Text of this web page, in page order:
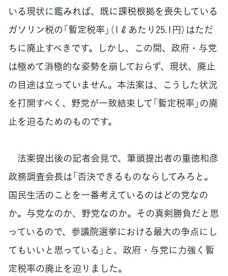
いる現状に鑑みれば、既に課税根拠を喪失している
ガソリン税の「暫定税率」（1ℓあたり25.1円）はただ
ちに廃止すべきです。しかし、この間、政府・与党
は極めて消極的な姿勢を崩しておらず、現状、廃止
の目途は立っていません。本法案は、こうした状況
を打開すべく、野党が一致結束して「暫定税率」の廃
止を迫るためのものです。
法案提出後の記者会見で、筆頭提出者の重徳和彦
政務調査会長は「否決できるものならしてみろと。
国民生活のことを一番考えているのはどの党なの
か。与党なのか、野党なのか。その真剣勝負だと思
っているので、参議院選挙における最大の争点にし
てもいいと思っている」と、政府・与党に力強く暫
定税率の廃止を迫りました。